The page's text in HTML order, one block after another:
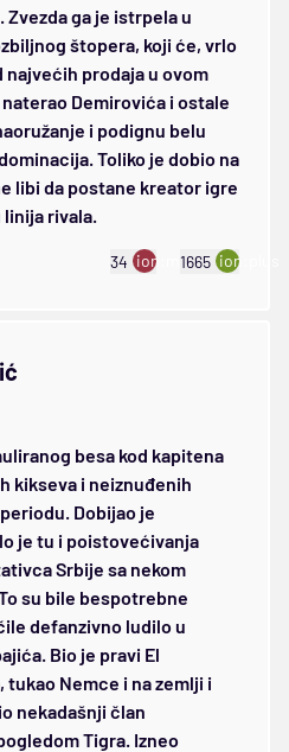
ga je istrpela u
štopera, koji će, vrlo
prodaja u ovom
Demirovića i ostale
i podignu belu
Toliko je dobio na
libi da postane kreator igre
rivala.
34 ion:minus
1665 ion:plus
besa kod kapitena
kikseva i neiznuđenih
Dobijao je
je tu i poistovećivanja
Srbije sa nekom
su bile bespotrebne
defanzivno ludilo u
Bio je pravi El
Nemce i na zemlji i
nekadašnji član
Tigra. Izneo